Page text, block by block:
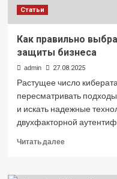
Статьи
Как правильно
защиты бизнеса
admin 27.08.2025
Растущее число
пересматривать
и искать надежные
двухфакторной
Читать далееПрочитать
Как